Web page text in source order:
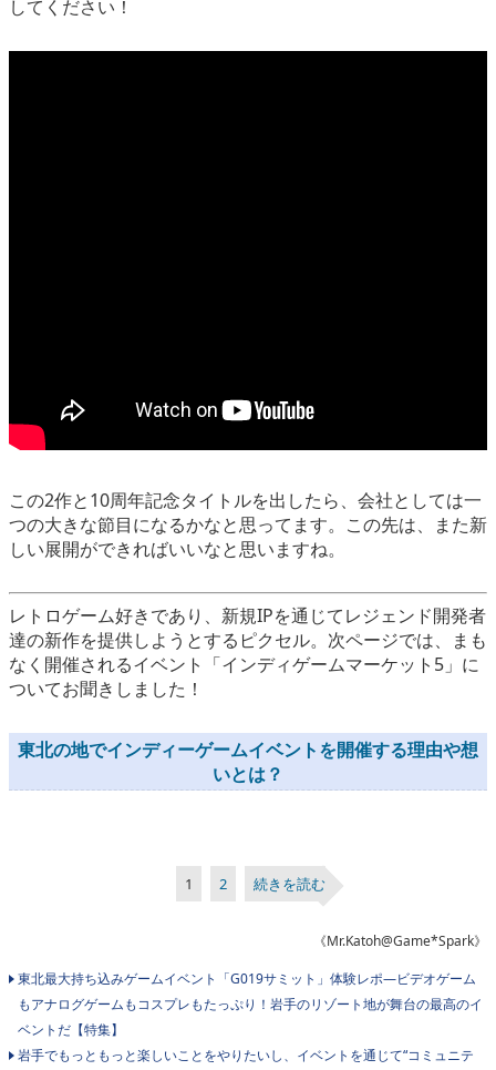
してください！
この2作と10周年記念タイトルを出したら、会社としては一
つの大きな節目になるかなと思ってます。この先は、また新
しい展開ができればいいなと思いますね。
レトロゲーム好きであり、新規IPを通じてレジェンド開発者
達の新作を提供しようとするピクセル。次ページでは、まも
なく開催されるイベント「インディゲームマーケット5」に
ついてお聞きしました！
東北の地でインディーゲームイベントを開催する理由や想
いとは？
1 2 続きを読む
《Mr.Katoh@Game*Spark》
東北最大持ち込みゲームイベント「G019サミット」体験レポ―ビデオゲーム
もアナログゲームもコスプレもたっぷり！岩手のリゾート地が舞台の最高のイ
ベントだ【特集】
岩手でもっともっと楽しいことをやりたいし、イベントを通じて“コミュニテ